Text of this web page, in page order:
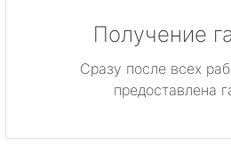
Получение
Сразу после всех
предоставлена